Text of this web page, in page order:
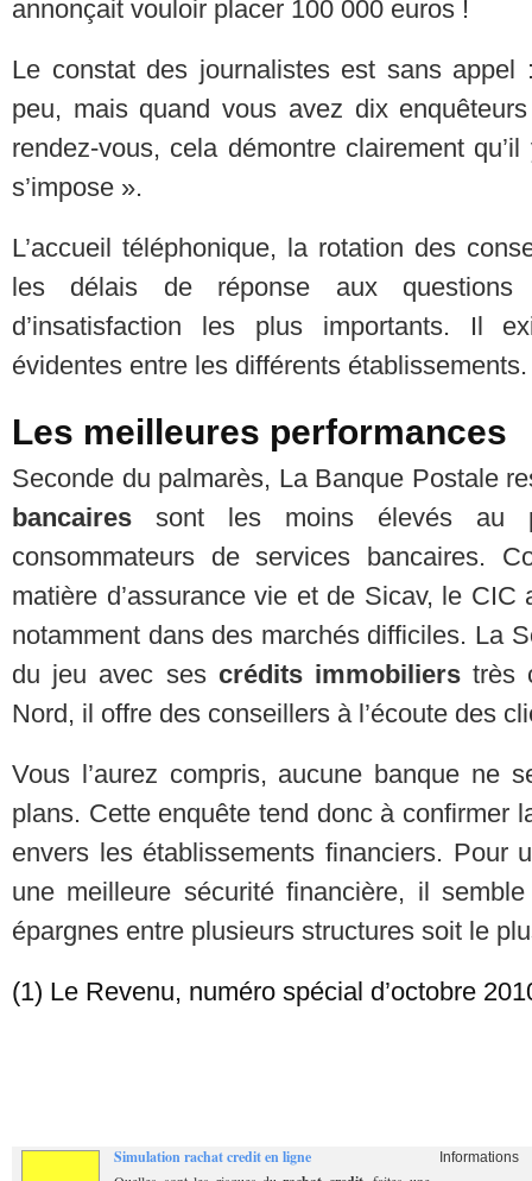
annonçait vouloir placer 100 000 euros !
Le constat des journalistes est sans appel
peu, mais quand vous avez dix
rendez-vous, cela démontre clairement
s’impose ».
L’accueil téléphonique, la rotation des
les délais de réponse aux questions
d’insatisfaction les plus importants. Il
évidentes entre les différents établissements.
Les meilleures performances
Seconde du palmarès, La Banque Postale
bancaires sont les moins élevés au
consommateurs de services bancaires.
matière d’assurance vie et de Sicav, le
notamment dans des marchés difficiles. La
du jeu avec ses crédits immobilierstrès
Nord, il offre des conseillers à l’écoute des
Vous l’aurez compris, aucune banque ne
plans. Cette enquête tend donc à confirmer
envers les établissements financiers. Pour
une meilleure sécurité financière, il
épargnes entre plusieurs structures soit le
(1) Le Revenu, numéro spécial d’octobre
Informations
Simulation rachat credit en ligne